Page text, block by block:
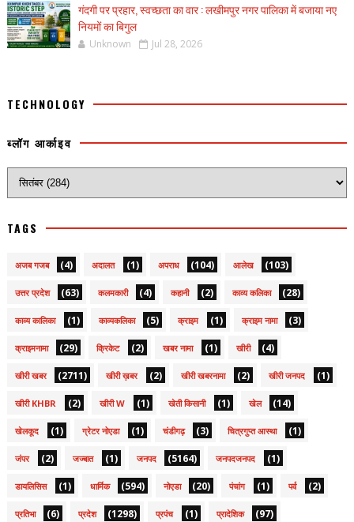
गंदगी पर प्रहार, स्वच्छता का वार : लखीमपुर नगर पालिका में बजाया नए
नियमों का बिगुल
Unknown Jul 28, 2026
TECHNOLOGY
ब्लॉग आर्काइव
TAGS
अजब गजब (4) अदालत (1) अपराध (104) आलेख (103)
उत्तर प्रदेश (63) कलमकारी (4) कहानी (2) काव्य कलिका (28)
काव्य कालिका (1) काव्यकलिका (5) क्राइम (1) क्राइम नामा (3)
क्राइमनामा (29) क्रिकेट (2) खबर नामा (1) खीरी (4)
खीरी खबर (2711) खीरी ख़बर (2) खीरी खबरनामा (2) खीरी जनपद (1)
खीरी KHBR (2) खीरी W (1) खेती किसानी (1) खेल (14)
खेलकूद (1) ग्रेटर नोएडा (1) चंडीगढ़ (3) चित्रगुप्त आस्था (1)
जंपर (2) जज्बात (1) जनपद (5164) जनपदजनपद (1)
डायलिसिस (1) धार्मिक (594) नोएडा (20) पंचांग (1) पर्व (2)
प्रतिभा (6) प्रदेश (1298) प्रपंच (1) प्रादेशिक (97)